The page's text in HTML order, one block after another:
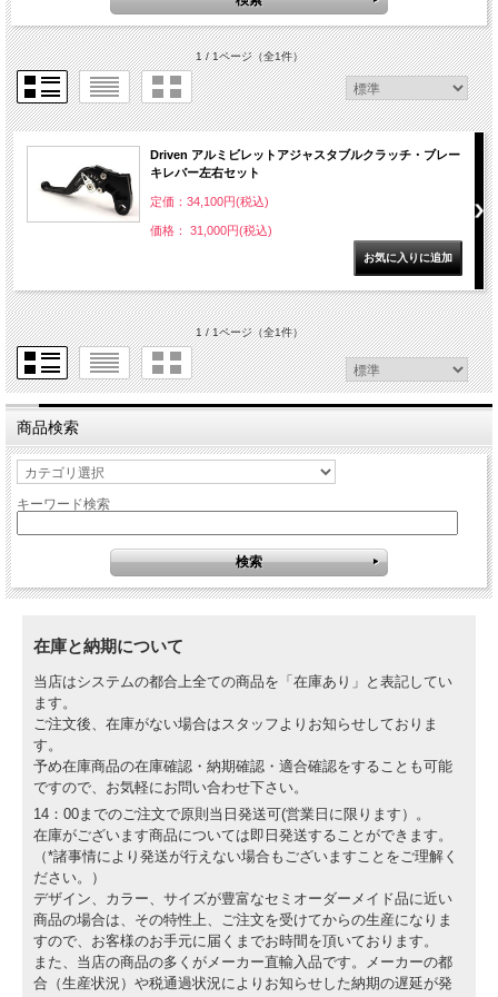
1 / 1ページ（全1件）
Driven アルミビレットアジャスタブルクラッチ・ブレー
キレバー左右セット
定価：34,100円(税込)
価格： 31,000円(税込)
1 / 1ページ（全1件）
商品検索
キーワード検索
在庫と納期について
当店はシステムの都合上全ての商品を「在庫あり」と表記してい
ます。
ご注文後、在庫がない場合はスタッフよりお知らせしておりま
す。
予め在庫商品の在庫確認・納期確認・適合確認をすることも可能
ですので、お気軽にお問い合わせ下さい。
14：00までのご注文で原則当日発送可(営業日に限ります）。
在庫がございます商品については即日発送することができます。
（*諸事情により発送が行えない場合もございますことをご理解く
ださい。）
デザイン、カラー、サイズが豊富なセミオーダーメイド品に近い
商品の場合は、その特性上、ご注文を受けてからの生産になりま
すので、お客様のお手元に届くまでお時間を頂いております。
また、当店の商品の多くがメーカー直輸入品です。メーカーの都
合（生産状況）や税通過状況によりお知らせした納期の遅延が発